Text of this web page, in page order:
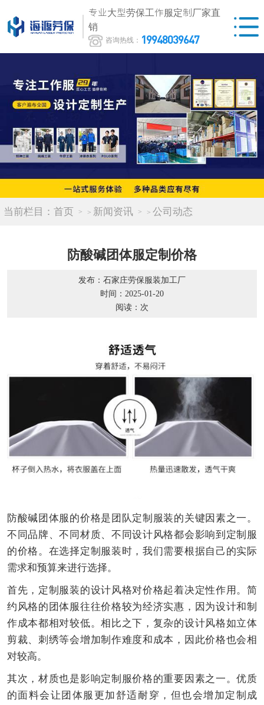
专业大型劳保工作服定制厂家直
销
咨询热线： 19948039647
当前栏目： 首页 > 新闻资讯 > 公司动态
防酸碱团体服定制价格
发布：石家庄劳保服装加工厂
时间：2025-01-20
阅读： 次
防酸碱团体服的价格是团队定制服装的关键因素之一。
不同品牌、不同材质、不同设计风格都会影响到定制服
的价格。在选择定制服装时，我们需要根据自己的实际
需求和预算来进行选择。
首先，定制服装的设计风格对价格起着决定性作用。简
约风格的团体服往往价格较为经济实惠，因为设计和制
作成本都相对较低。相比之下，复杂的设计风格如立体
剪裁、刺绣等会增加制作难度和成本，因此价格也会相
对较高。
其次，材质也是影响定制服价格的重要因素之一。优质
的面料会让团体服更加舒适耐穿，但也会增加定制成